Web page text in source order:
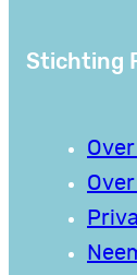
Stichting